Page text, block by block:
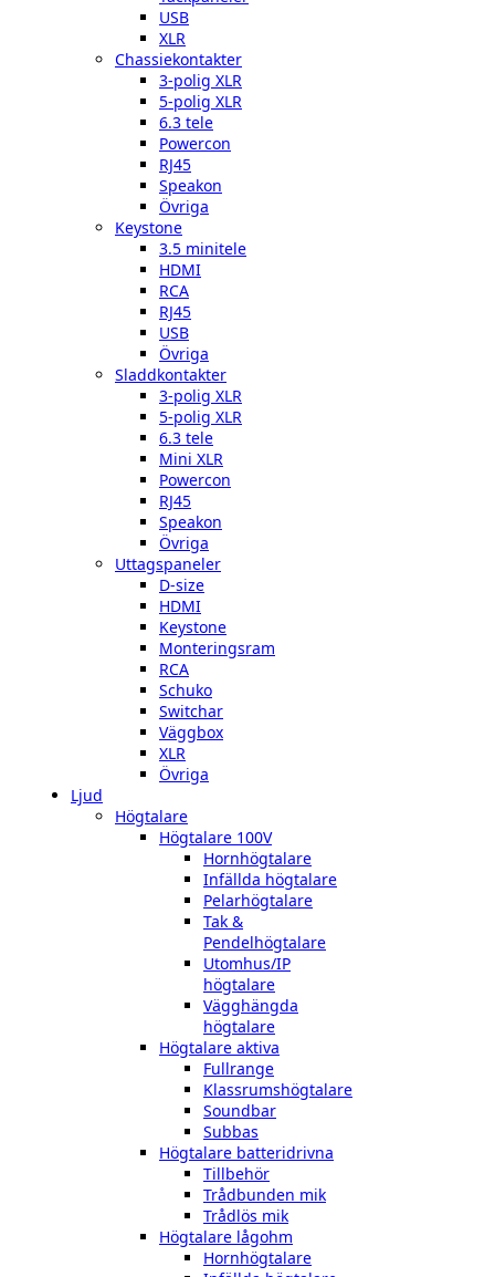
USB
XLR
Chassiekontakter
3-polig XLR
5-polig XLR
6.3 tele
Powercon
RJ45
Speakon
Övriga
Keystone
3.5 minitele
HDMI
RCA
RJ45
USB
Övriga
Sladdkontakter
3-polig XLR
5-polig XLR
6.3 tele
Mini XLR
Powercon
RJ45
Speakon
Övriga
Uttagspaneler
D-size
HDMI
Keystone
Monteringsram
RCA
Schuko
Switchar
Väggbox
XLR
Övriga
Ljud
Högtalare
Högtalare 100V
Hornhögtalare
Infällda högtalare
Pelarhögtalare
Tak &
Pendelhögtalare
Utomhus/IP
högtalare
Vägghängda
högtalare
Högtalare aktiva
Fullrange
Klassrumshögtalare
Soundbar
Subbas
Högtalare batteridrivna
Tillbehör
Trådbunden mik
Trådlös mik
Högtalare lågohm
Hornhögtalare